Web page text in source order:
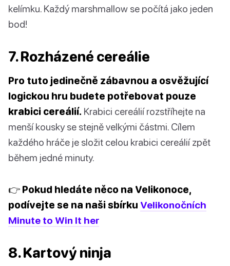
kelímku. Každý marshmallow se počítá jako jeden
bod!
7. Rozházené cereálie
Pro tuto jedinečně zábavnou a osvěžující
logickou hru budete potřebovat pouze
krabici cereálií. Krabici cereálií rozstříhejte na
menší kousky se stejně velkými částmi. Cílem
každého hráče je složit celou krabici cereálií zpět
během jedné minuty.
👉 Pokud hledáte něco na Velikonoce,
podívejte se na naši sbírku Velikonočních
Minute to Win It her
8. Kartový ninja